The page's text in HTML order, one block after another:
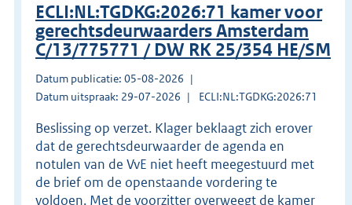
ECLI:NL:TGDKG:2026:71 kamer voor
gerechtsdeurwaarders Amsterdam
C/13/775771 / DW RK 25/354 HE/SM
Datum publicatie: 05-08-2026
Datum uitspraak: 29-07-2026
ECLI:NL:TGDKG:2026:71
Beslissing op verzet. Klager beklaagt zich erover
dat de gerechtsdeurwaarder de agenda en
notulen van de VvE niet heeft meegestuurd met
de brief om de openstaande vordering te
voldoen. Met de voorzitter overweegt de kamer